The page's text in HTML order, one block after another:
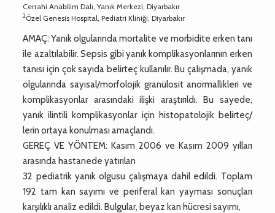
Cerrahi Anabilim Dalı, Yanık Merkezi, Diyarbakır
2Özel Genesis Hospital, Pediatri Kliniği, Diyarbakır
AMAÇ: Yanık olgularında mortalite ve morbidite erken tanı
ile azaltılabilir. Sepsis gibi yanık komplikasyonlarının erken
tanısı için çok sayıda belirteç kullanılır. Bu çalışmada, yanık
olgularında sayısal/morfolojik granülosit anormallikleri ve
komplikasyonlar arasındaki ilişki araştırıldı. Bu sayede,
yanık ilintili komplikasyonlar için histopatolojik belirteç/
lerin ortaya konulması amaçlandı.
GEREÇ VE YÖNTEM: Kasım 2006 ve Kasım 2009 yılları
arasında hastanede yatırılan
32 pediatrik yanık olgusu çalışmaya dahil edildi. Toplam
192 tam kan sayımı ve periferal kan yayması sonuçları
karşılıklı analiz edildi. Bulgular, beyaz kan hücresi sayımı,